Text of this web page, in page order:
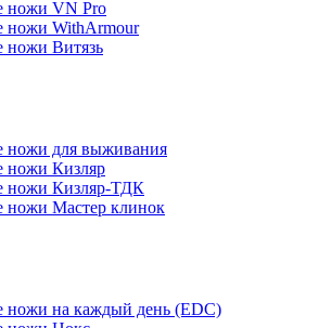
ножи VN Pro
ножи WithArmour
ножи Витязь
ножи для выживания
ножи Кизляр
ножи Кизляр-ТДК
ножи Мастер клинок
ножи на каждый день (EDC)